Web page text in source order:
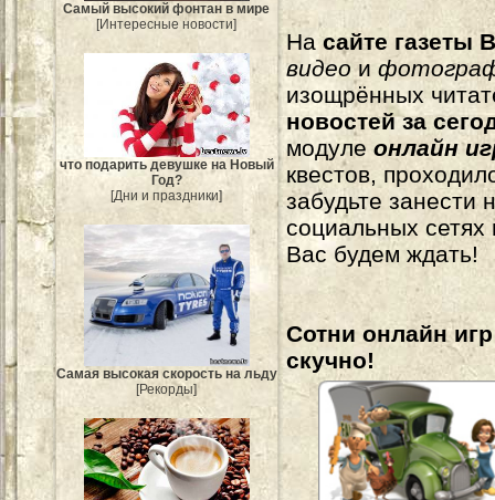
Самый высокий фонтан в мире
[Интересные новости]
что подарить девушке на Новый
Год?
[Дни и праздники]
Самая высокая скорость на льду
[Рекорды]
На сайте газеты
видеои
изощрённых
новостей за
модуле онлайн
квестов,
забудьте
социальных
Вас будем ждать!
Сотни онлайн
скучно!